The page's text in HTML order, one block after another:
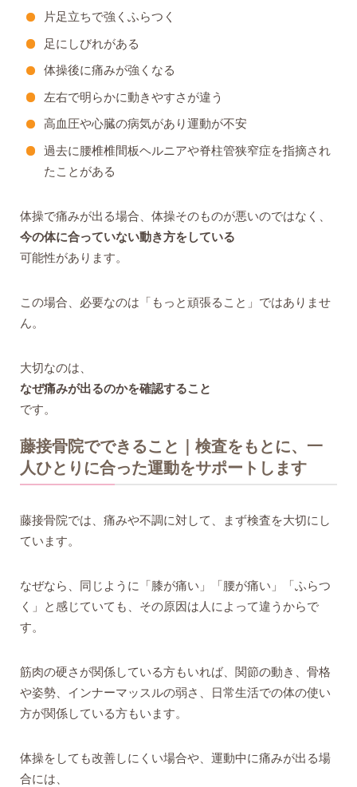
片足立ちで強くふらつく
足にしびれがある
体操後に痛みが強くなる
左右で明らかに動きやすさが違う
高血圧や心臓の病気があり運動が不安
過去に腰椎椎間板ヘルニアや脊柱管狭窄症を指摘され
たことがある
体操で痛みが出る場合、体操そのものが悪いのではなく、
今の体に合っていない動き方をしている
可能性があります。
この場合、必要なのは「もっと頑張ること」ではありませ
ん。
大切なのは、
なぜ痛みが出るのかを確認すること
です。
藤接骨院でできること｜検査をもとに、一
人ひとりに合った運動をサポートします
藤接骨院では、痛みや不調に対して、まず検査を大切にし
ています。
なぜなら、同じように「膝が痛い」「腰が痛い」「ふらつ
く」と感じていても、その原因は人によって違うからで
す。
筋肉の硬さが関係している方もいれば、関節の動き、骨格
や姿勢、インナーマッスルの弱さ、日常生活での体の使い
方が関係している方もいます。
体操をしても改善しにくい場合や、運動中に痛みが出る場
合には、